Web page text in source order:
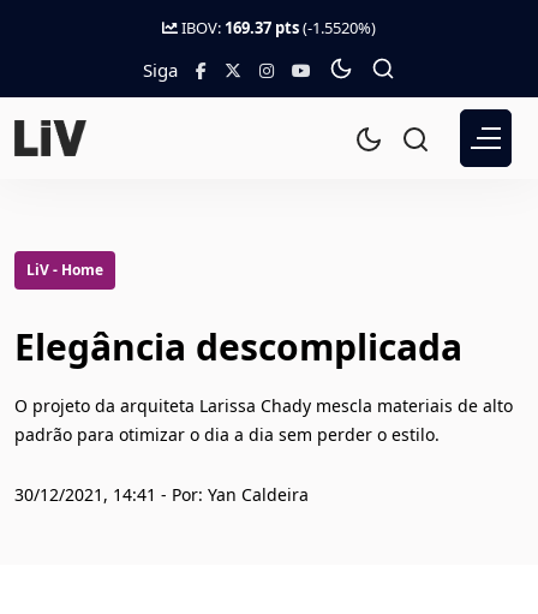
IBOV: 169.37 pts(-1.5520%)
Siga
LiV - Home
Elegância descomplicada
O projeto da arquiteta Larissa Chady mescla materiais de alto
padrão para otimizar o dia a dia sem perder o estilo.
30/12/2021, 14:41 - Por: Yan Caldeira